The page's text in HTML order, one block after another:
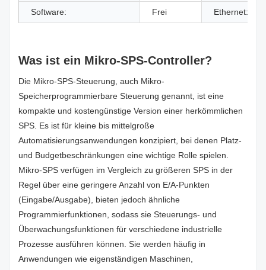
Software: Frei Ethernet:
Was ist ein Mikro-SPS-Controller?
Die Mikro-SPS-Steuerung, auch Mikro-
Speicherprogrammierbare Steuerung genannt, ist eine
kompakte und kostengünstige Version einer herkömmlichen
SPS. Es ist für kleine bis mittelgroße
Automatisierungsanwendungen konzipiert, bei denen Platz-
und Budgetbeschränkungen eine wichtige Rolle spielen.
Mikro-SPS verfügen im Vergleich zu größeren SPS in der
Regel über eine geringere Anzahl von E/A-Punkten
(Eingabe/Ausgabe), bieten jedoch ähnliche
Programmierfunktionen, sodass sie Steuerungs- und
Überwachungsfunktionen für verschiedene industrielle
Prozesse ausführen können. Sie werden häufig in
Anwendungen wie eigenständigen Maschinen,